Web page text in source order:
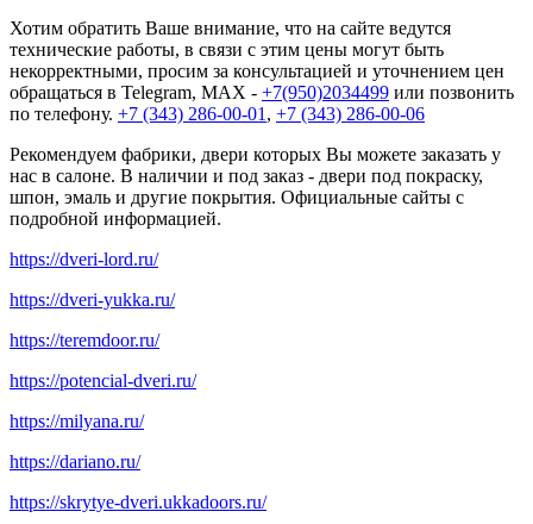
Хотим обратить Ваше внимание, что на сайте ведутся
технические работы, в связи с этим цены могут быть
некорректными, просим за консультацией и уточнением цен
обращаться в Telegram, MAX - +7(950)2034499 или позвонить
по телефону. +7 (343) 286-00-01 , +7 (343) 286-00-06
Рекомендуем фабрики, двери которых Вы можете заказать у
нас в салоне. В наличии и под заказ - двери под покраску,
шпон, эмаль и другие покрытия. Официальные сайты с
подробной информацией.
https://dveri-lord.ru/
https://dveri-yukka.ru/
https://teremdoor.ru/
https://potencial-dveri.ru/
https://milyana.ru/
https://dariano.ru/
https://skrytye-dveri.ukkadoors.ru/